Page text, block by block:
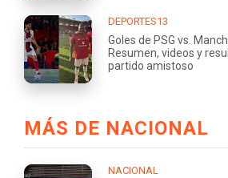
DEPORTES13
Goles de PSG vs.
Resumen, videos y
partido amistoso
MÁS DE NACIONAL
NACIONAL